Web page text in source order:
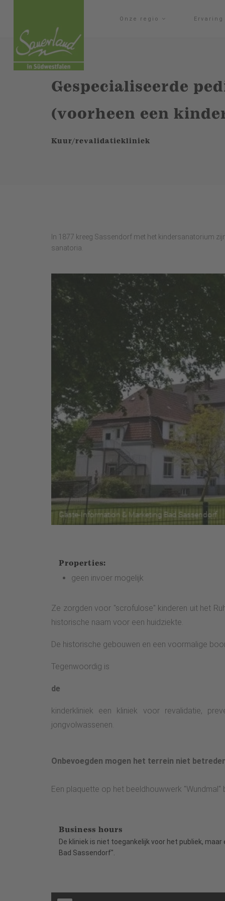
Onze regio
Gespecialiseerde
(voorheen een
Kuur/revalidatiekliniek
In 1877 kreeg Sassendorf met het kindersanatorium
sanatoria.
Properties:
geen invoer mogelijk
Ze zorgden voor "scrofulose" kinderen uit het
historische naam voor een huidziekte.
De historische gebouwen en een voormalige
Tegenwoordig is
de
kinderkliniek een kliniek voor revalidatie,
jongvolwassenen.
Onbevoegden mogen het terrein niet
Een plaquette op het beeldhouwwerk
Business hours
De kliniek is niet toegankelijk voor het publiek,
Bad Sassendorf".